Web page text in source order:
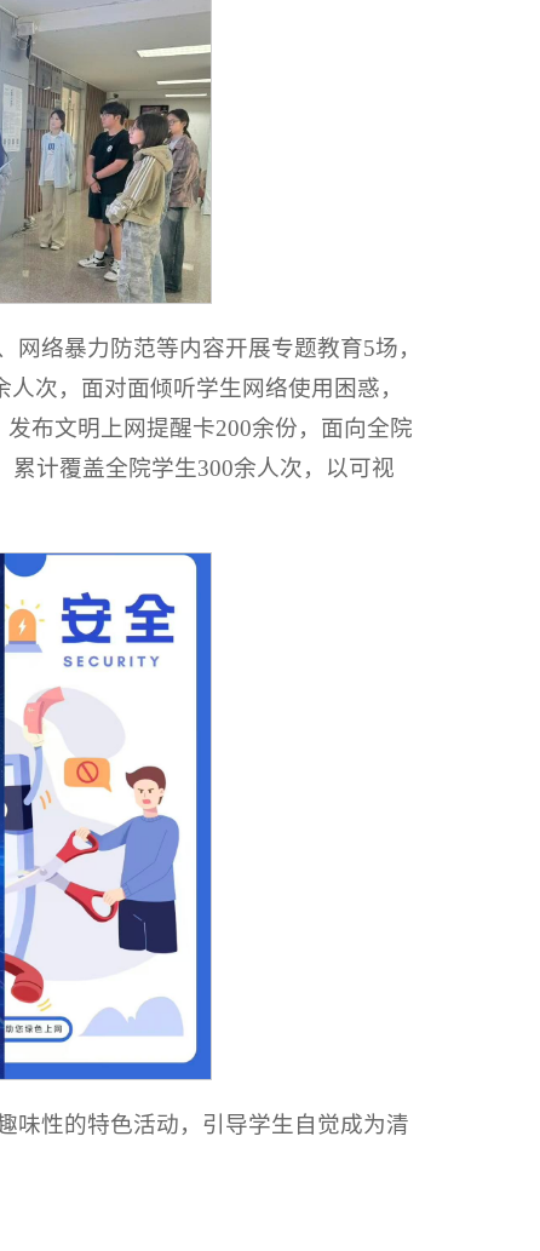
络暴力防范等内容开展专题教育5场，
次，面对面倾听学生网络使用困惑，
布文明上网提醒卡200余份，面向全院
累计覆盖全院学生300余人次，以可视
味性的特色活动，引导学生自觉成为清